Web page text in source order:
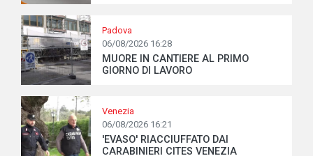
Padova
06/08/2026 16:28
MUORE IN CANTIERE AL PRIMO
GIORNO DI LAVORO
Venezia
06/08/2026 16:21
'EVASO' RIACCIUFFATO DAI
CARABINIERI CITES VENEZIA